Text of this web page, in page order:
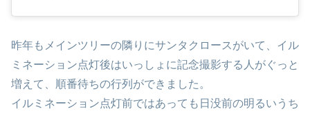
昨年もメインツリーの隣りにサンタクロースがいて、イル
ミネーション点灯後はいっしょに記念撮影する人がぐっと
増えて、順番待ちの行列ができました。
イルミネーション点灯前ではあっても日没前の明るいうち